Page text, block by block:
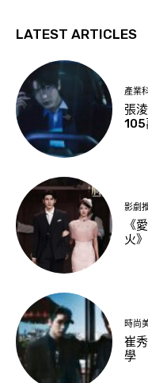
LATEST ARTICLES
產業
張
105
影劇
《
火
時尚
崔
學